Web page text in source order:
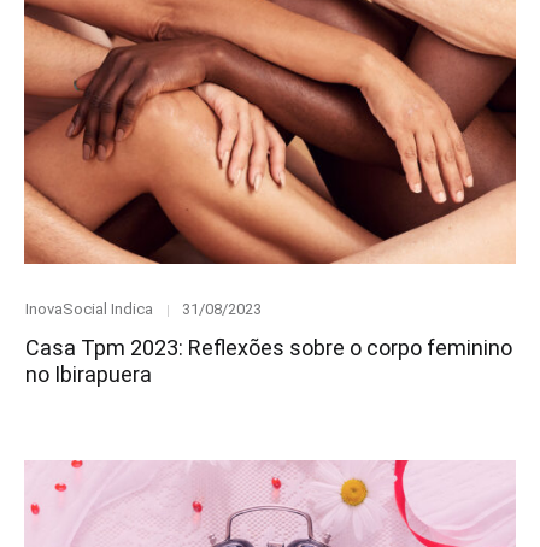
Category
InovaSocial Indica
Posted
31/08/2023
Casa Tpm 2023: Reflexões sobre o corpo feminino
no Ibirapuera